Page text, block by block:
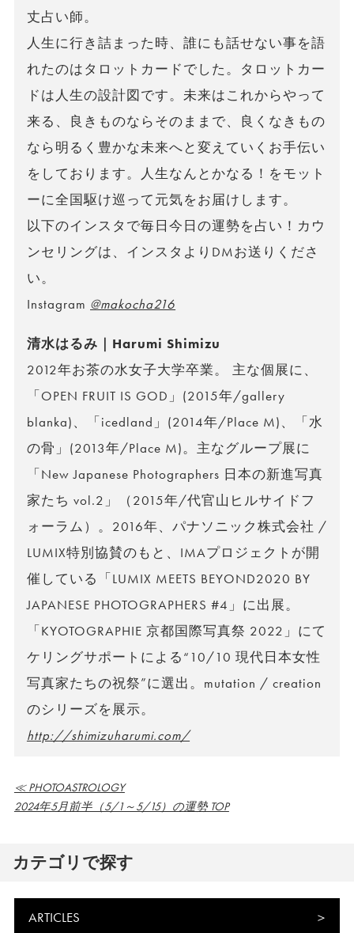
丈占い師。
人生に行き詰まった時、誰にも話せない事を語
れたのはタロットカードでした。タロットカー
ドは人生の設計図です。未来はこれからやって
来る、良きものならそのままで、良くなきもの
なら明るく豊かな未来へと変えていくお手伝い
をしております。人生なんとかなる！をモット
ーに全国駆け巡って元気をお届けします。
以下のインスタで毎日今日の運勢を占い！カウ
ンセリングは、インスタよりDMお送りくださ
い。
Instagram @makocha216
清水はるみ｜Harumi Shimizu
2012年お茶の水女子大学卒業。 主な個展に、
「OPEN FRUIT IS GOD」(2015年/gallery
blanka)、「icedland」(2014年/Place M)、「水
の骨」(2013年/Place M)。主なグループ展に
「New Japanese Photographers 日本の新進写真
家たち vol.2」（2015年/代官山ヒルサイドフ
ォーラム）。2016年、パナソニック株式会社 /
LUMIX特別協賛のもと、IMAプロジェクトが開
催している「LUMIX MEETS BEYOND2020 BY
JAPANESE PHOTOGRAPHERS #4」に出展。
「KYOTOGRAPHIE 京都国際写真祭 2022」にて
ケリングサポートによる“10/10 現代日本女性
写真家たちの祝祭”に選出。mutation / creation
のシリーズを展示。
http://shimizuharumi.com/
≪ PHOTOASTROLOGY
2024年5月前半（5/1～5/15）の運勢 TOP
カテゴリで探す
ARTICLES